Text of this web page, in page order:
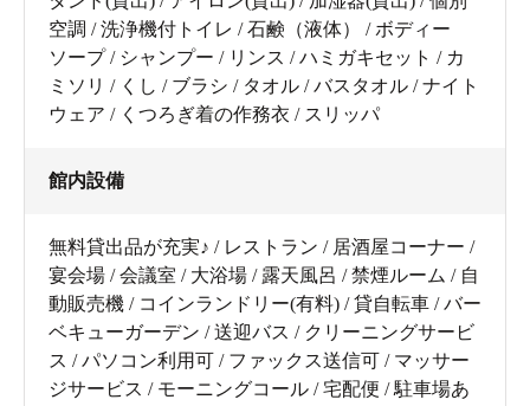
空調 / 洗浄機付トイレ / 石鹸（液体） / ボディー
ソープ / シャンプー / リンス / ハミガキセット / カ
ミソリ / くし / ブラシ / タオル / バスタオル / ナイト
ウェア / くつろぎ着の作務衣 / スリッパ
館内設備
無料貸出品が充実♪ / レストラン / 居酒屋コーナー /
宴会場 / 会議室 / 大浴場 / 露天風呂 / 禁煙ルーム / 自
動販売機 / コインランドリー(有料) / 貸自転車 / バー
ベキューガーデン / 送迎バス / クリーニングサービ
ス / パソコン利用可 / ファックス送信可 / マッサー
ジサービス / モーニングコール / 宅配便 / 駐車場あ